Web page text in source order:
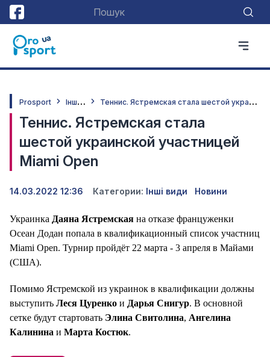
Prosport І
нші види Т
еннис. Ястремская стала шестой украинской участницей Miami Open
Теннис. Ястремская стала
шестой украинской участницей
Miami Open
14.03.2022 12:36 Категории: Інші види Новини
Украинка Даяна Ястремская на отказе француженки
Осеан Додан попала в квалификационный список участниц
Miami Open. Турнир пройдёт 22 марта - 3 апреля в Майами
(США).
Помимо Ястремской из украинок в квалификации должны
выступить Леся Цуренко и Дарья Снигур. В основной
сетке будут стартовать Элина Свитолина, Ангелина
Калинина и Марта Костюк.